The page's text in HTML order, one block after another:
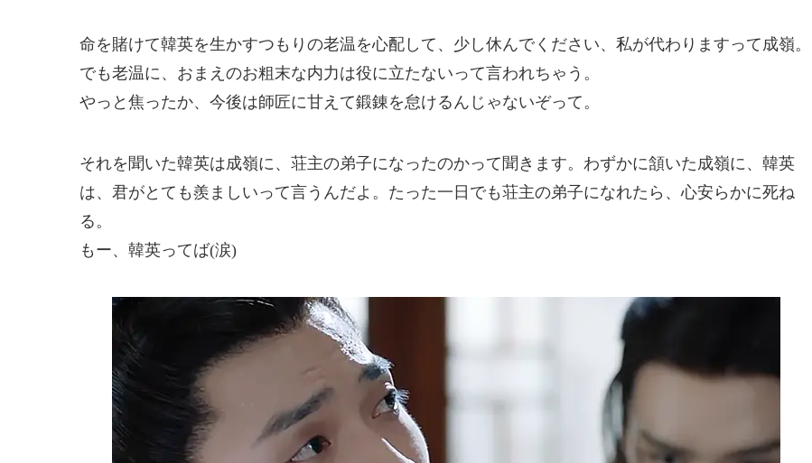
命を賭けて韓英を生かすつもりの老温を心配して、少し休んでください、私が代わりますって成嶺。
でも老温に、おまえのお粗末な内力は役に立たないって言われちゃう。
やっと焦ったか、今後は師匠に甘えて鍛錬を怠けるんじゃないぞって。
それを聞いた韓英は成嶺に、荘主の弟子になったのかって聞きます。わずかに頷いた成嶺に、韓英
は、君がとても羨ましいって言うんだよ。たった一日でも荘主の弟子になれたら、心安らかに死ね
る。
もー、韓英ってば(涙)